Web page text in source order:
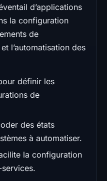
d’applications
la configuration
de
l’automatisation des
définir les
de
des états
à automatiser.
la configuration